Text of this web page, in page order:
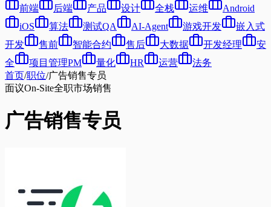
前端
后端 产品 设计 全栈 运维
Android
iOS
算法 测试QA AI-Agent 游戏开发
嵌入式
开发
售前 智能合约 售后 大数据 开发经理
安
全
项目管理PM 量化 HR 运营
法务
首页/职位/广告销售专员
面议On-Site全职市场销售
广告销售专员